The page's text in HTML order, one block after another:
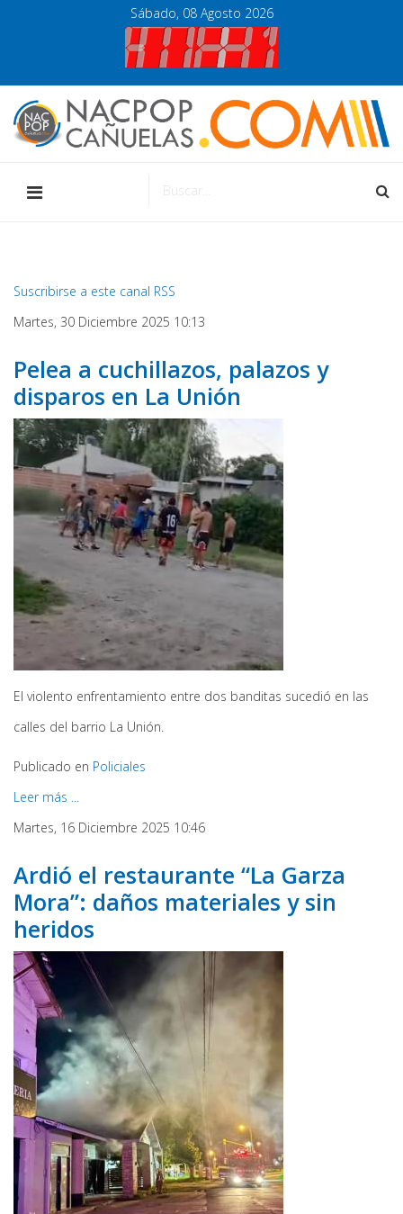
Sábado, 08 Agosto 2026
Suscribirse a este canal RSS
Martes, 30 Diciembre 2025 10:13
Pelea a cuchillazos, palazos y
disparos en La Unión
El violento enfrentamiento entre dos banditas sucedió en las
calles del barrio La Unión.
Publicado en Policiales
Leer más ...
Martes, 16 Diciembre 2025 10:46
Ardió el restaurante “La Garza
Mora”: daños materiales y sin
heridos